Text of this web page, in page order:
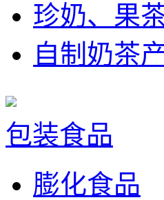
珍奶、果
自制奶茶
包装食品
膨化食品